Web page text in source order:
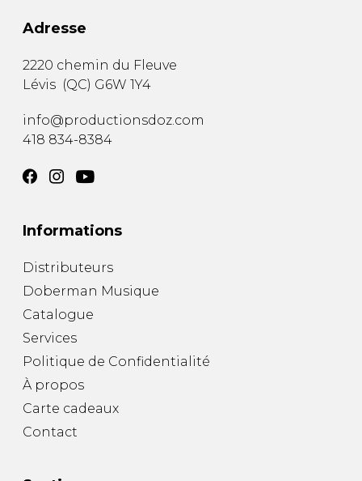
Adresse
2220 chemin du Fleuve
Lévis (QC) G6W 1Y4
info@productionsdoz.com
418 834-8384
Informations
Distributeurs
Doberman Musique
Catalogue
Services
Politique de Confidentialité
À propos
Carte cadeaux
Contact